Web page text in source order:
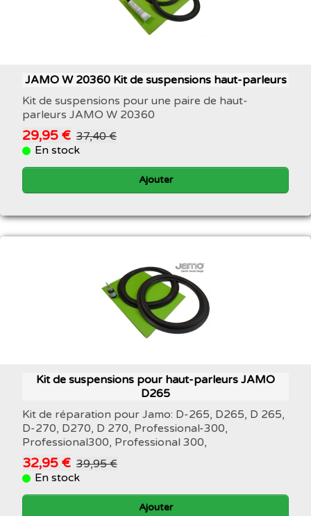
JAMO W 20360 Kit de suspensions haut-parleurs
Kit de suspensions pour une paire de haut-
parleurs JAMO W 20360
29,95 € 37,40 €
En stock
Ajouter
Kit de suspensions pour haut-parleurs JAMO
D265
Kit de réparation pour Jamo: D-265, D265, D 265,
D-270, D270, D 270, Professional-300,
Professional300, Professional 300,
32,95 € 39,95 €
En stock
Ajouter